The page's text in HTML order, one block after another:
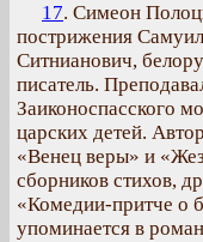
17. Симеон
пострижения
Ситнианович,
писатель.
Заиконоспасского
царских детей.
«Венец веры» и
сборников стихов,
«Комедии-притче о
упоминается в